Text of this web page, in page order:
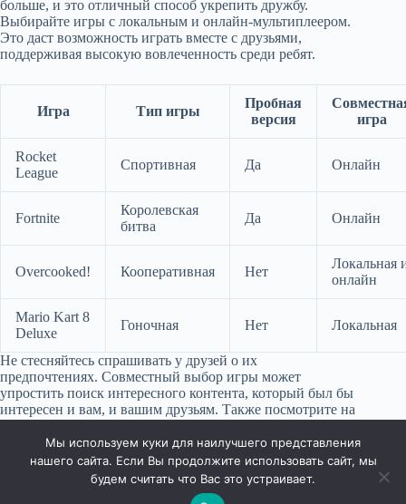
больше, и это отличный способ укрепить дружбу.
Выбирайте игры с локальным и онлайн-мультиплеером.
Это даст возможность играть вместе с друзьями,
поддерживая высокую вовлеченность среди ребят.
Игра Тип игры
Пробная
версия
игра
Rocket
League
Спортивная Да Онлайн
Fortnite
Королевская
битва
Да Онлайн
Overcooked! Кооперативная Нет
Локальная
онлайн
Mario Kart 8
Deluxe
Гоночная Нет Локальная
Не стесняйтесь спрашивать у друзей о их
предпочтениях. Совместный выбор игры может
упростить поиск интересного контента, который был бы
интересен и вам, и вашим друзьям. Также посмотрите на
перед финальным решением.
Мы используем куки для наилучшего представления
нашего сайта. Если Вы продолжите использовать сайт, мы
будем считать что Вас это устраивает.